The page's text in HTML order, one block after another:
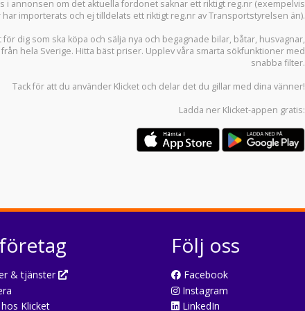
i annonsen om det aktuella fordonet saknar ett riktigt reg.nr (exempelvis
importerats och ej tilldelats ett riktigt reg.nr av Transportstyrelsen än).
dig som ska köpa och sälja nya och begagnade bilar, båtar, husvagnar,
hela Sverige. Hitta bäst priser. Upplev våra smarta sökfunktioner med
snabba filter.
Tack för att du använder Klicket och delar det du gillar med dina vänner!
Ladda ner Klicket-appen gratis:
& tjänster
Klicket
Följ oss
Facebook
Instagram
LinkedIn